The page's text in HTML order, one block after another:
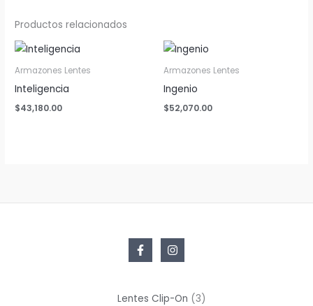
Productos relacionados
Armazones Lentes
Inteligencia
$43,180.00
Armazones Lentes
Ingenio
$52,070.00
Lentes Clip-On 33